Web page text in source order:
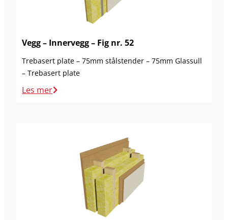
Vegg – Innervegg – Fig nr. 52
Trebasert plate – 75mm stålstender – 75mm Glassull
– Trebasert plate
Les mer